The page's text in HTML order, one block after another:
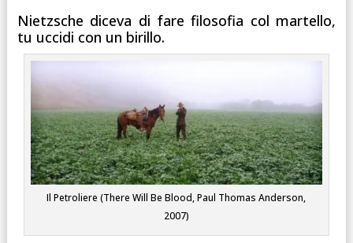
Nietzsche diceva di fare filosofia col martello,
tu uccidi con un birillo.
Il Petroliere (There Will Be Blood, Paul Thomas Anderson,
2007)